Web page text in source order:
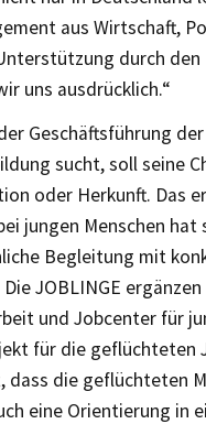
aus Wirtschaft,
durch
uns ausdrücklich.“
Geschäftsführung
sucht, soll seine
oder Herkunft. Das
jungen Menschen hat
Begleitung mit
JOBLINGE
und Jobcenter für
für die geflüchteten
die geflüchteten
eine Orientierung in